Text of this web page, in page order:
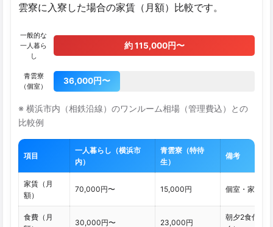
雲寮に入寮した場合の家賃（月額）比較です。
一般的な
一人暮ら
し
約 115,000円〜
青雲寮
（個室）
36,000円〜
※ 横浜市内（相鉄沿線）のワンルーム相場（管理費込）との
比較例
項目
一人暮らし（横浜市
内）
青雲寮（特待
生）
備考
家賃（月
額）
70,000円〜 15,000円 個室・家具付
食費（月
30,000円〜 23,000円
朝夕2食付き